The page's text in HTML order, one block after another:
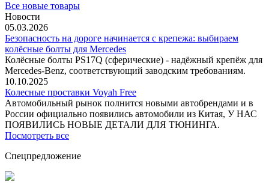
Все новые товары
Новости
05.03.2026
Безопасность на дороге начинается с крепежа: выбираем
колёсные болты для Mercedes
Колёсные болты PS17Q (сферические) - надёжный крепёж для
Mercedes‑Benz, соответствующий заводским требованиям.
10.10.2025
Колесные проставки Voyah Free
Автомобильный рынок полнится новыми автобрендами и в
России официально появились автомобили из Китая, У НАС
ПОЯВИЛИСЬ НОВЫЕ ДЕТАЛИ ДЛЯ ТЮНИНГА.
Посмотреть все
Спецпредложение